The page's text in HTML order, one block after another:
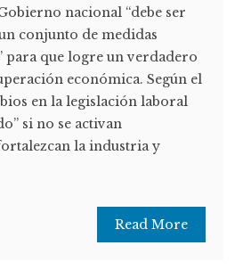
nacional “debe ser
conjunto de medidas
para que logre un verdadero
económica. Según el
en la legislación laboral
si no se activan
la industria y
Read More